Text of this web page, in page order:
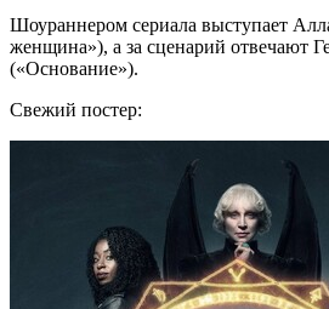
Шоураннером сериала выступает
женщина»), а за сценарий отвечают
(«Основание»).
Свежий постер: